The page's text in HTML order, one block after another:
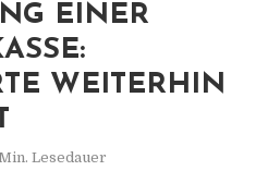
EINER K
V
WEITERHIN G
Lesedauer